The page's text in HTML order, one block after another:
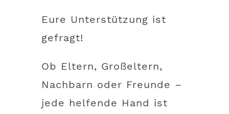
Eure Unterstützung ist
gefragt!
Ob Eltern, Großeltern,
Nachbarn oder Freunde –
jede helfende Hand ist